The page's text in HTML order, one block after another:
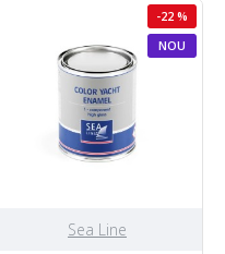
NOU
-22 %
Sea Line